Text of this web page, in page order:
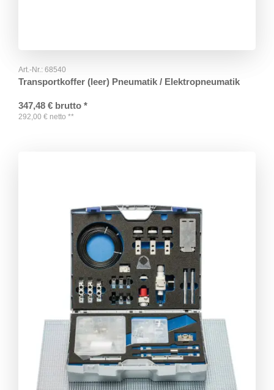
Art.-Nr.: 68540
Transportkoffer (leer) Pneumatik / Elektropneumatik
347,48 € brutto *
292,00 € netto **